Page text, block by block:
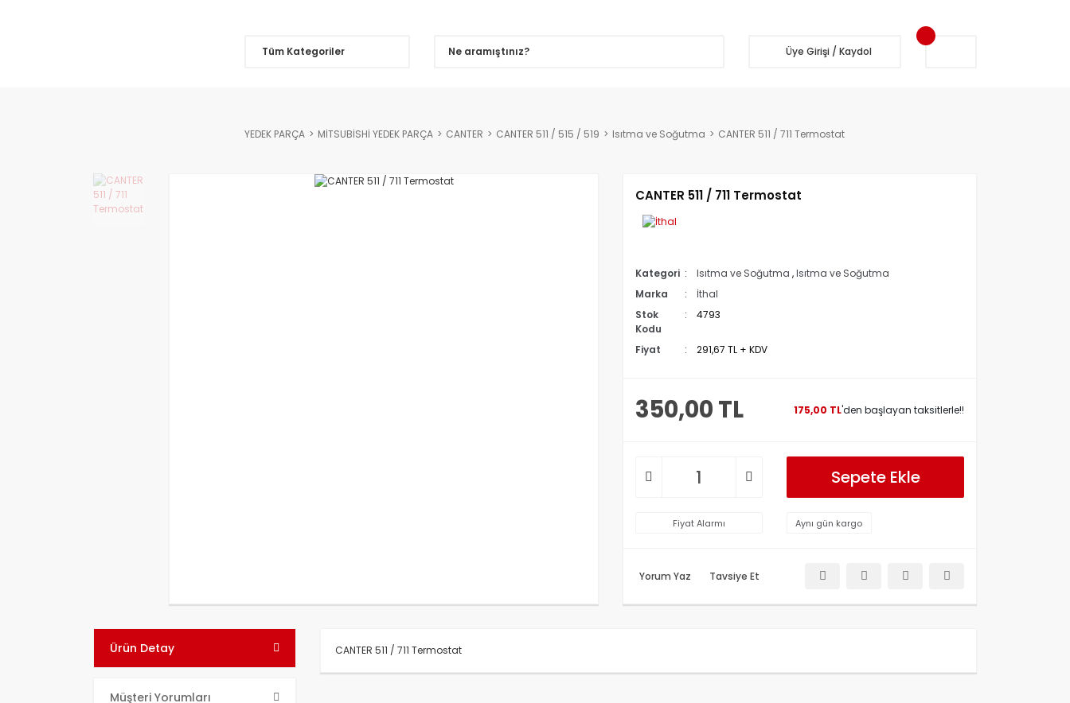
Tüm Kategoriler Üye Girişi / Kaydol
YEDEK PARÇA MİTSUBİSHİ YEDEK PARÇA CANTER CANTER 511 / 515 / 519 Isıtma ve Soğutma CANTER 511 / 711 Termostat
CANTER 511 / 711 Termostat
Kategori Isıtma ve Soğutma ,Isıtma ve Soğutma
Marka
İthal
Stok
Kodu
4793
Fiyat 291,67 TL + KDV
350,00 TL 175,00 TL'den başlayan taksitlerle!!
Sepete Ekle
Fiyat Alarmı Aynı gün kargo
Yorum Yaz Tavsiye Et
Ürün Detay
Müşteri Yorumları
CANTER 511 / 711 Termostat